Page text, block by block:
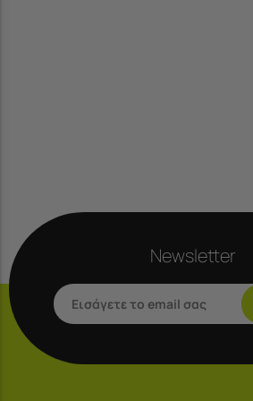
Samsung Galaxy A54 5G
Samsung Galaxy A55 5G
Samsung Galaxy A56 5G
Samsung Galaxy A57 5G
Samsung Galaxy A71
Newsletter